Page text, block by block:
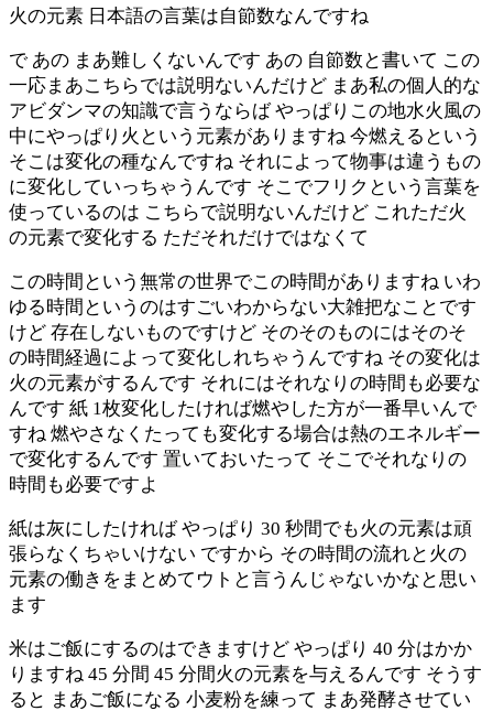
火の元素 日本語の言葉は自節数なんですね
で あの まあ難しくないんです あの 自節数と書いて この
一応まあこちらでは説明ないんだけど まあ私の個人的な
アビダンマの知識で言うならば やっぱりこの地水火風の
中にやっぱり火という元素がありますね 今燃えるという
そこは変化の種なんですね それによって物事は違うもの
に変化していっちゃうんです そこでフリクという言葉を
使っているのは こちらで説明ないんだけど これただ火
の元素で変化する ただそれだけではなくて
この時間という無常の世界でこの時間がありますね いわ
ゆる時間というのはすごいわからない大雑把なことです
けど 存在しないものですけど そのそのものにはそのそ
の時間経過によって変化しれちゃうんですね その変化は
火の元素がするんです それにはそれなりの時間も必要な
んです 紙 1枚変化したければ燃やした方が一番早いんで
すね 燃やさなくたっても変化する場合は熱のエネルギー
で変化するんです 置いておいたって そこでそれなりの
時間も必要ですよ
紙は灰にしたければ やっぱり 30 秒間でも火の元素は頑
張らなくちゃいけない ですから その時間の流れと火の
元素の働きをまとめてウトと言うんじゃないかなと思い
ます
米はご飯にするのはできますけど やっぱり 40 分はかか
りますね 45 分間 45 分間火の元素を与えるんです そうす
ると まあご飯になる 小麦粉を練って まあ発酵させてい